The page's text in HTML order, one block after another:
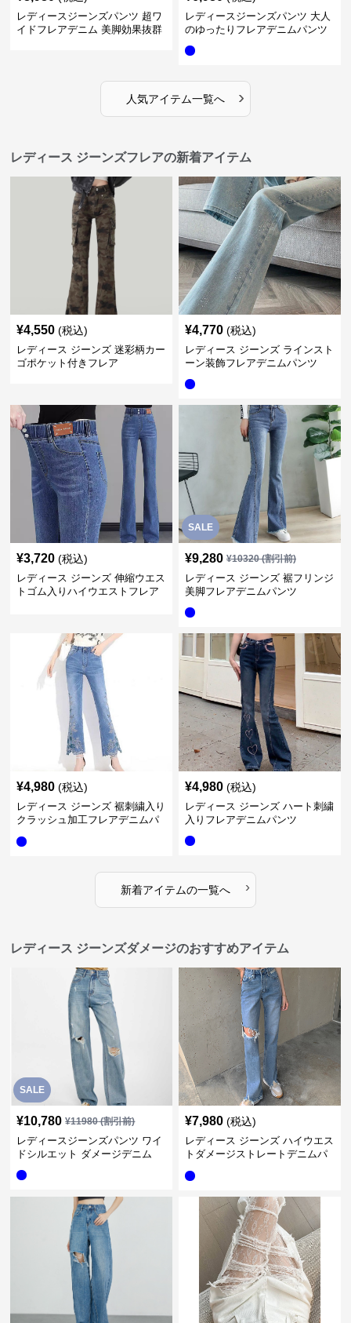
レディースジーンズパンツ 超ワ
イドフレアデニム 美脚効果抜群
レディースジーンズパンツ 大人
のゆったりフレアデニムパンツ
人気アイテム一覧へ ›
レディース ジーンズフレアの新着アイテム
¥4,550 (税込)
レディース ジーンズ 迷彩柄カー
ゴポケット付きフレア
¥4,770 (税込)
レディース ジーンズ ラインスト
ーン装飾フレアデニムパンツ
¥3,720 (税込)
レディース ジーンズ 伸縮ウエス
トゴム入りハイウエストフレア
SALE
¥9,280 ¥10320(割引前)
レディース ジーンズ 裾フリンジ
美脚フレアデニムパンツ
¥4,980 (税込)
レディース ジーンズ 裾刺繍入り
クラッシュ加工フレアデニムパ
¥4,980 (税込)
レディース ジーンズ ハート刺繍
入りフレアデニムパンツ
新着アイテムの一覧へ ›
レディース ジーンズダメージのおすすめアイテム
SALE
¥10,780 ¥11980(割引前)
レディースジーンズパンツ ワイ
ドシルエット ダメージデニム
¥7,980 (税込)
レディース ジーンズ ハイウエス
トダメージストレートデニムパ